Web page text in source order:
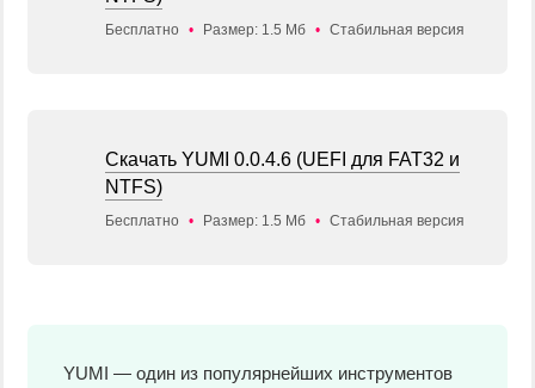
Бесплатно • Размер: 1.5 Мб • Стабильная версия
Скачать YUMI 0.0.4.6 (UEFI для FAT32 и
NTFS)
Бесплатно • Размер: 1.5 Мб • Стабильная версия
YUMI — один из популярнейших инструментов